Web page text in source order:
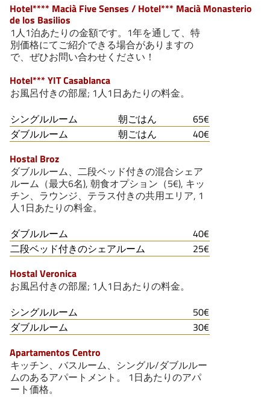
Hotel**** Macià Five Senses / Hotel*** Macià Monasterio
de los Basilios
1人1泊あたりの金額です。1年を通して、特
別価格にてご紹介できる場合がありますの
で、ぜひお問い合わせください！
Hotel*** YIT Casablanca
お風呂付きの部屋; 1人1日あたりの料金。
シングルルーム
朝ごはん
65€
ダブルルーム
朝ごはん
40€
Hostal Broz
ダブルルーム、二段ベッド付きの混合シェア
ルーム（最大6名), 朝食オプション（5€), キッ
チン、ラウンジ、テラス付きの共用エリア, 1
人1日あたりの料金。
ダブルルーム
40€
二段ベッド付きのシェアルーム
25€
Hostal Veronica
お風呂付きの部屋; 1人1日あたりの料金。
シングルルーム
50€
ダブルルーム
30€
Apartamentos Centro
キッチン、バスルーム、シングル/ダブルルー
ムのあるアパートメント。 1日あたりのアパ
ート価格。